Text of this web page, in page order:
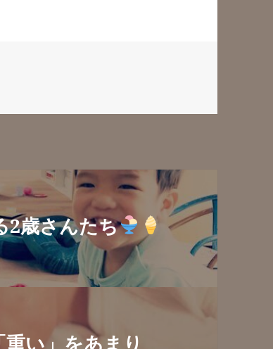
2歳さんたち
い」をあまり